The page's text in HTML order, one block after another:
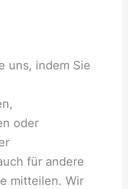
uns, indem Sie
oder
für andere
mitteilen. Wir